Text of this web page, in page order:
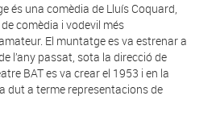
és una comèdia de Lluís Coquard,
comèdia i vodevil més
El muntatge es va estrenar a
l’any passat, sota la direcció de
BAT es va crear el 1953 i en la
dut a terme representacions de